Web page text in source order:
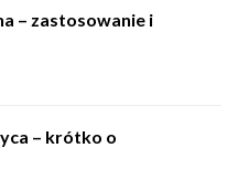
– zastosowanie i
– krótko o